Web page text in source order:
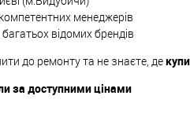
менеджерів
відомих брендів
до ремонту та не знаєте, де
за доступними цінами